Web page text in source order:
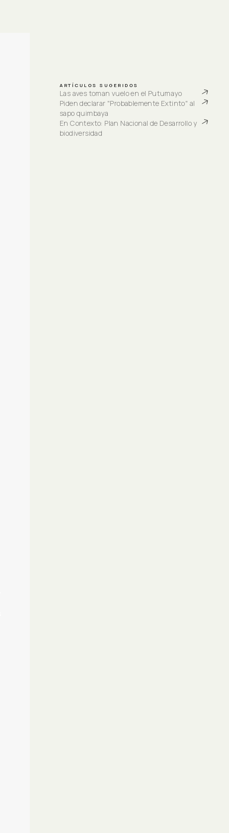
ARTÍCULOS SUGERIDOS
Las aves toman vuelo en el Putumayo
Piden declarar "Probablemente Extinto" al
sapo quimbaya
En Contexto: Plan Nacional de Desarrollo y
biodiversidad